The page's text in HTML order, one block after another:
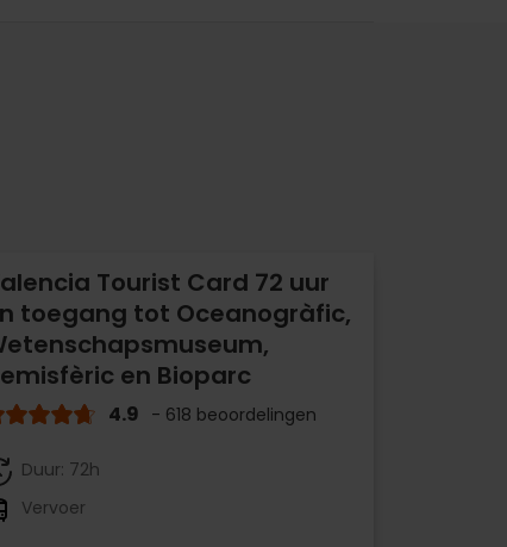
Tourist Card 72 uur
toegang tot Oceanogràfic,
en Bioparc
4.9 - 618 beoordelingen
Duur: 72h
Vervoer